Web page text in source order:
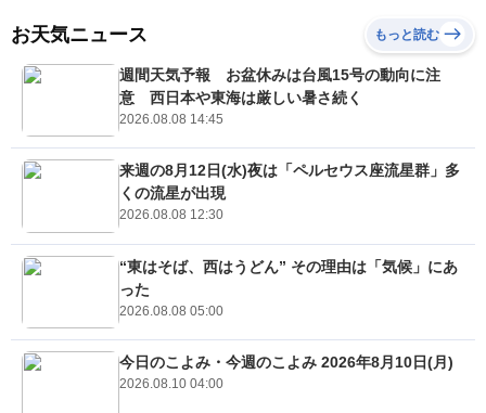
お天気ニュース もっと読む
週間天気予報 お盆休みは台風15号の動向に注
意 西日本や東海は厳しい暑さ続く
2026.08.08 14:45
来週の8月12日(水)夜は「ペルセウス座流星群」多
くの流星が出現
2026.08.08 12:30
“東はそば、西はうどん” その理由は「気候」にあ
った
2026.08.08 05:00
今日のこよみ・今週のこよみ 2026年8月10日(月)
2026.08.10 04:00